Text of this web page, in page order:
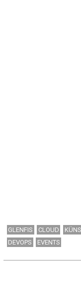
GLENFIS CLOUD
DEVOPS
EVENTS